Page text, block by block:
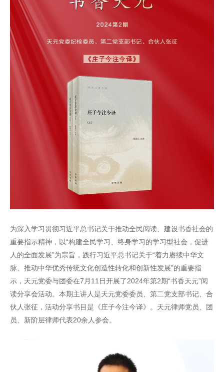
为深入学习贯彻习近平总书记关于推动全民阅读、建设书香社会的
重要指示精神，以“构建全民学习、终身学习的学习型社会，促进
人的全面发展”为宗旨，践行习近平总书记关于“着力赓续中华文
脉、推动中华优秀传统文化创造性转化和创新性发展”的重要指
示，天元党委与团委在7月11日开展了2024年第2期“书香天元”阅
读分享会活动。本期主讲人是天元党委委员、第二党支部书记、合
伙人张征，活动分享书目是《庄子今注今译》。天元律师党员、团
员、新阶层律师代表20余人参会。